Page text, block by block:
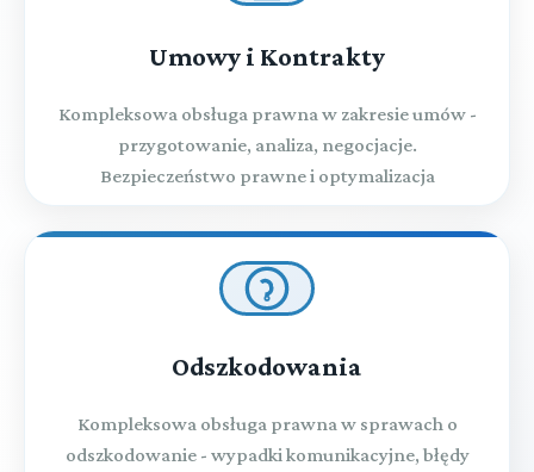
Umowy i Kontrakty
Kompleksowa obsługa prawna w zakresie umów -
przygotowanie, analiza, negocjacje.
Bezpieczeństwo prawne i optymalizacja
Odszkodowania
Kompleksowa obsługa prawna w sprawach o
odszkodowanie - wypadki komunikacyjne, błędy